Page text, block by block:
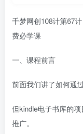
千梦网创108计第67
费必学课
一、课程前言
前面我们讲了如何通
但kindle电子书库的
推广。